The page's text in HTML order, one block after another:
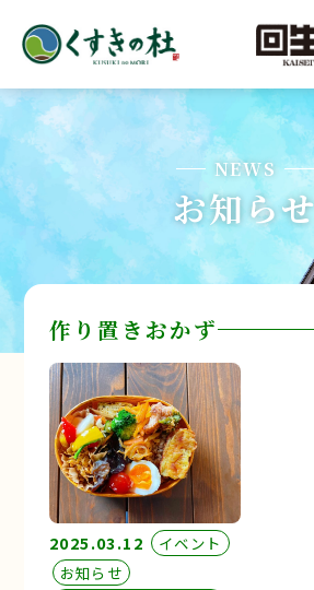
NEWS
お知らせ
作り置きおかず
2025.03.12
イベント
お知らせ